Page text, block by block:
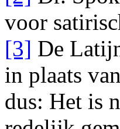
voor
[3] De
in plaats
dus: Het is